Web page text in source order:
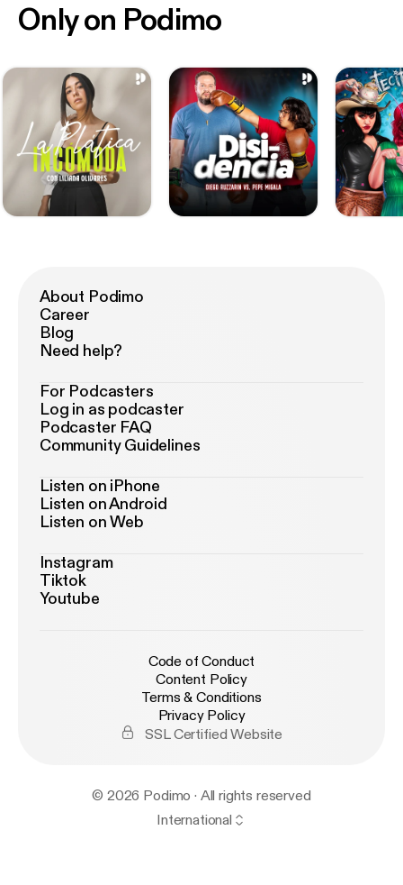
Only on Podimo
About Podimo
Career
Blog
Need help?
For Podcasters
Log in as podcaster
Podcaster FAQ
Community Guidelines
Listen on iPhone
Listen on Android
Listen on Web
Instagram
Tiktok
Youtube
Code of Conduct
Content Policy
Terms & Conditions
Privacy Policy
SSL Certified Website
© 2026 Podimo · All rights reserved
International